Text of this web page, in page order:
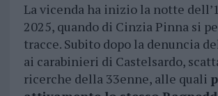
La vicenda ha inizio la notte
2025, quando di Cinzia Pinna si
tracce. Subito dopo la denuncia
ai carabinieri di Castelsardo,
ricerche della 33enne, alle quali